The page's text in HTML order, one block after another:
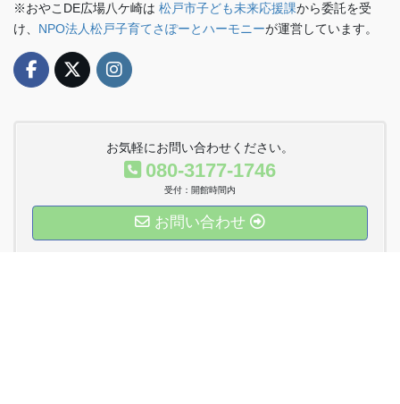
※おやこDE広場八ケ崎は 松戸市子ども未来応援課から委託を受
け、 NPO法人松戸子育てさぽーとハーモニーが運営しています。
お気軽にお問い合わせください。
080-3177-1746
受付：開館時間内
お問い合わせ